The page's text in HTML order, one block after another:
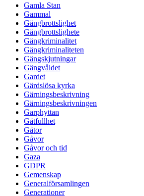
Gamla Stan
Gammal
Gängbrottslighet
Gängbrottslighete
Gängkriminalitet
Gängkriminaliteten
Gängskjutningar
Gängvåldet
Gardet
Gärdslösa kyrka
Gärningsbeskrivning
Gärningsbeskrivningen
Garphyttan
Gåtfullhet
Gåtor
Gåvor
Gåvor och tid
Gaza
GDPR
Gemenskap
Generalförsamlingen
Generationer